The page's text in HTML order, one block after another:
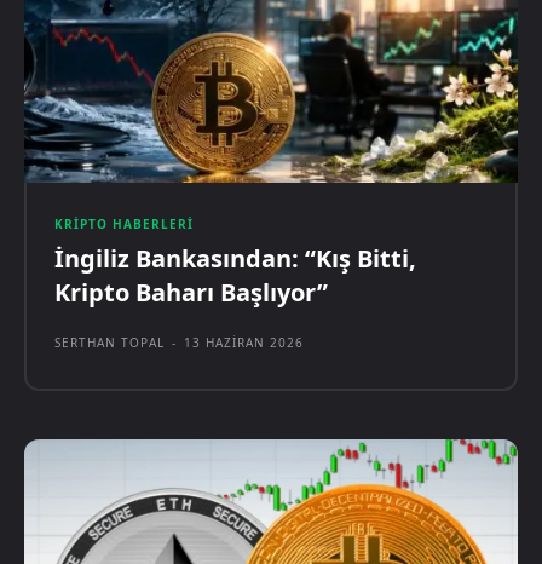
KRIPTO HABERLERI
İngiliz Bankasından: “Kış Bitti,
Kripto Baharı Başlıyor”
SERTHAN TOPAL - 13 HAZIRAN 2026